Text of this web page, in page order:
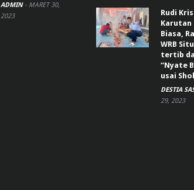
ADMIN - MARET 30,
2023
Rudi
Karutan
Biasa,
WRB
tertib
“Nyate
usai
DESTIA
29, 2023